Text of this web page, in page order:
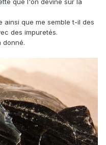
que l'on devine sur la
ainsi que me semble t-il des
des impuretés.
donné.